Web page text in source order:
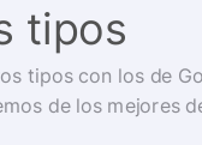
tipos
tipos con los de
de los mejores